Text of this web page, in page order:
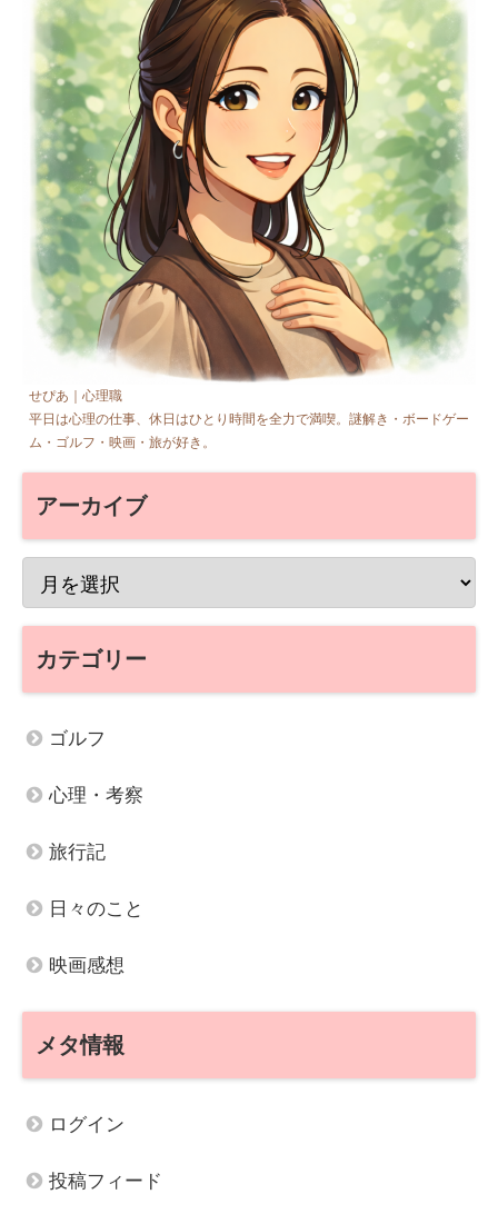
せぴあ｜心理職
平日は心理の仕事、休日はひとり時間を全力で満喫。謎解き・ボードゲー
ム・ゴルフ・映画・旅が好き。
アーカイブ
カテゴリー
ゴルフ
心理・考察
旅行記
日々のこと
映画感想
メタ情報
ログイン
投稿フィード